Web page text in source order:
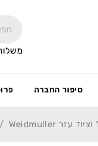
משלוח
סיפור החברה
/